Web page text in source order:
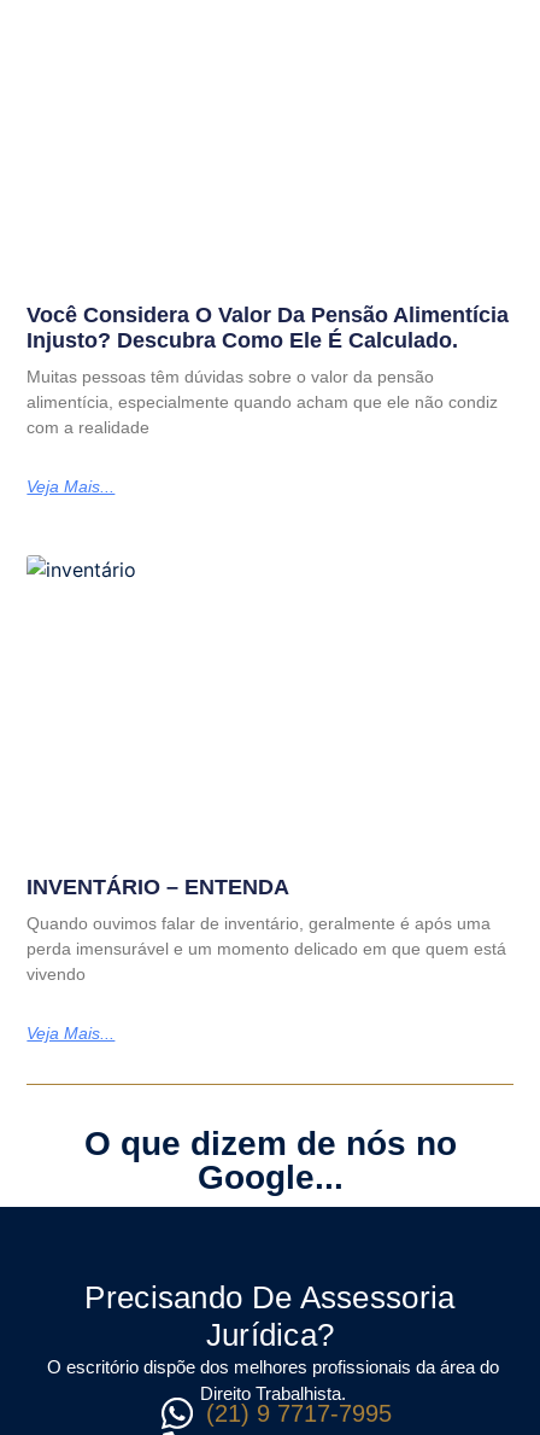
Você Considera O Valor Da Pensão Alimentícia
Injusto? Descubra Como Ele É Calculado.
Muitas pessoas têm dúvidas sobre o valor da pensão
alimentícia, especialmente quando acham que ele não condiz
com a realidade
Veja Mais...
INVENTÁRIO – ENTENDA
Quando ouvimos falar de inventário, geralmente é após uma
perda imensurável e um momento delicado em que quem está
vivendo
Veja Mais...
O que dizem de nós no
Google...
Precisando De Assessoria
Jurídica?
O escritório dispõe dos melhores profissionais da área do
Direito Trabalhista.
(21) 9 7717-7995